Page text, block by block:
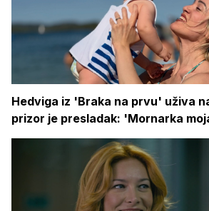
Hedviga iz 'Braka na prvu' uživa
prizor je presladak: 'Mornarka